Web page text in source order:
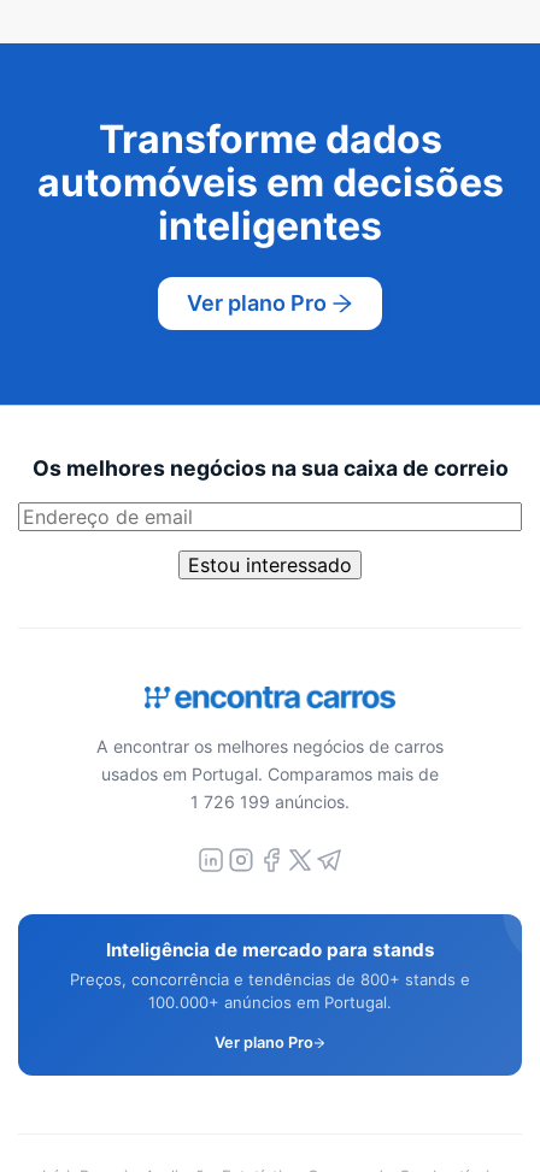
Transforme dados
automóveis em decisões
inteligentes
Ver plano Pro
Os melhores negócios na sua caixa de correio
Estou interessado
A encontrar os melhores negócios de carros
usados em Portugal. Comparamos mais de
1 726 199 anúncios.
Inteligência de mercado para stands
Preços, concorrência e tendências de 800+ stands e
100.000+ anúncios em Portugal.
Ver plano Pro